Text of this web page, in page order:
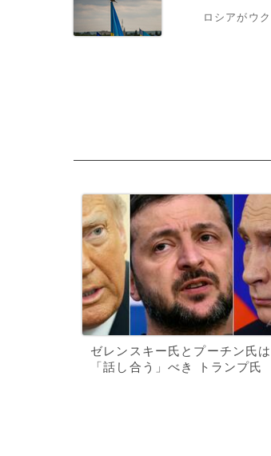
ロシアがウ
ゼレンスキー氏とプーチン氏は
「話し合う」べき トランプ氏